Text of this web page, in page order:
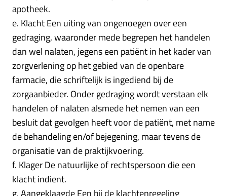
apotheek.
e. Klacht Een uiting van ongenoegen over een
gedraging, waaronder mede begrepen het handelen
dan wel nalaten, jegens een patiënt in het kader van
zorgverlening op het gebied van de openbare
farmacie, die schriftelijk is ingediend bij de
zorgaanbieder. Onder gedraging wordt verstaan elk
handelen of nalaten alsmede het nemen van een
besluit dat gevolgen heeft voor de patiënt, met name
de behandeling en/of bejegening, maar tevens de
organisatie van de praktijkvoering.
f. Klager De natuurlijke of rechtspersoon die een
klacht indient.
g. Aangeklaagde Een bij de klachtenregeling